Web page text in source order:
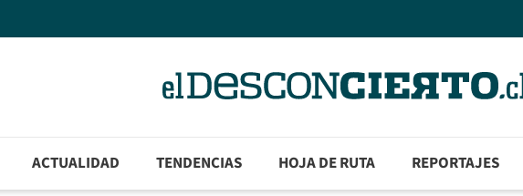
ACTUALIDAD TENDENCIAS HOJA DE RUTA REPORTAJES